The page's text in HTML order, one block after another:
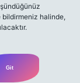
bildirmeniz halinde,